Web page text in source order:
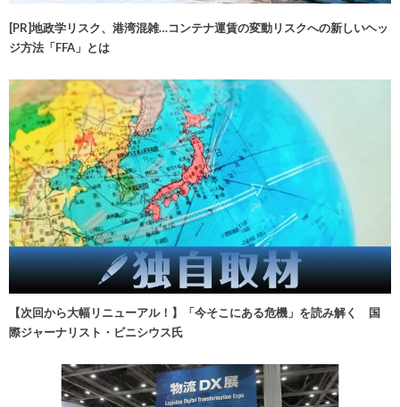
[PR]地政学リスク、港湾混雑…コンテナ運賃の変動リスクへの新しいヘッ
ジ方法「FFA」とは
【次回から大幅リニューアル！】「今そこにある危機」を読み解く 国
際ジャーナリスト・ビニシウス氏